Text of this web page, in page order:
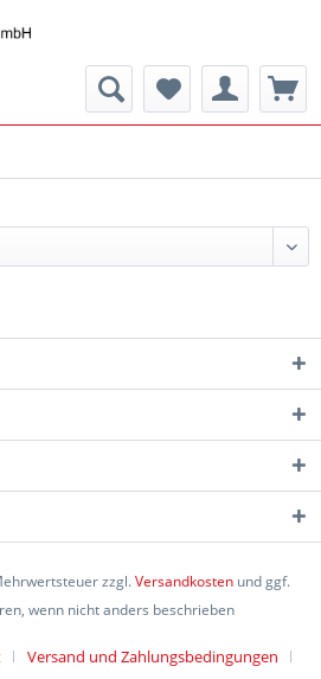
zzgl.Versandkosten und ggf.
wenn nicht anders beschrieben
Versand und Zahlungsbedingungen